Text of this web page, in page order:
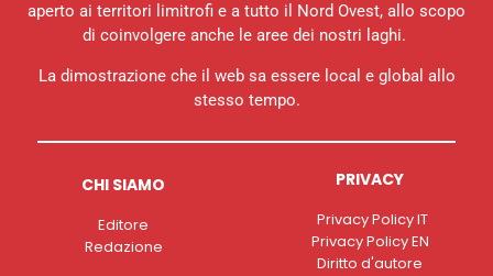
aperto ai territori limitrofi e a tutto il Nord Ovest, allo scopo
di coinvolgere anche le aree dei nostri laghi.
La dimostrazione che il web sa essere local e global allo
stesso tempo.
CHI SIAMO
Editore
Redazione
PRIVACY
Privacy Policy IT
Privacy Policy EN
Diritto d'autore